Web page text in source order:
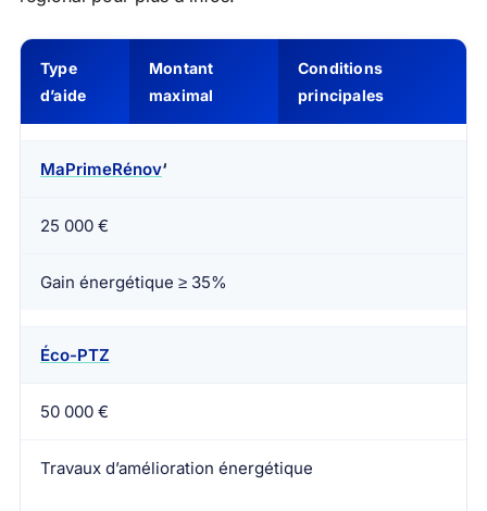
Type
d’aide
Montant
maximal
Conditions
principales
MaPrimeRénov‘
25 000 €
Gain énergétique ≥ 35%
Éco-PTZ
50 000 €
Travaux d’amélioration énergétique